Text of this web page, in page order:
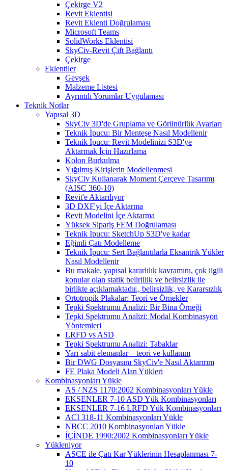
Çekirge V2
Revit Eklentisi
Revit Eklenti Doğrulaması
Microsoft Teams
SolidWorks Eklentisi
SkyCiv-Revit Çift Bağlantı
Çekirge
Eklentiler
Gevşek
Malzeme Listesi
Ayrıntılı Yorumlar Uygulaması
Teknik Notlar
Yapısal 3D
SkyCiv 3D'de Gruplama ve Görünürlük Ayarları
Teknik İpucu: Bir Menteşe Nasıl Modellenir
Teknik İpucu: Revit Modelinizi S3D'ye
Aktarmak İçin Hazırlama
Kolon Burkulma
Yığılmış Kirişlerin Modellenmesi
SkyCiv Kullanarak Moment Çerçeve Tasarımı
(AISC 360-10)
Revit'e Aktarılıyor
3D DXF'yi İçe Aktarma
Revit Modelini İçe Aktarma
Yüksek Sipariş FEM Doğrulaması
Teknik İpucu: SketchUp S3D'ye kadar
Eğimli Çatı Modelleme
Teknik İpucu: Sert Bağlantılarla Eksantrik Yükler
Nasıl Modellenir
Bu makale, yapısal kararlılık kavramını, çok ilgili
konular olan statik belirlilik ve belirsizlik ile
birlikte açıklamaktadır., belirsizlik, ve Kararsızlık
Ortotropik Plakalar: Teori ve Örnekler
Tepki Spektrumu Analizi: Bir Bina Örneği
Tepki Spektrumu Analizi: Modal Kombinasyon
Yöntemleri
LRFD vs ASD
Tepki Spektrumu Analizi: Tabaklar
Yarı sabit elemanlar – teori ve kullanım
Bir DWG Dosyasını SkyCiv'e Nasıl Aktarırım
FE Plaka Modeli Alan Yükleri
Kombinasyonları Yükle
AS / NZS 1170:2002 Kombinasyonları Yükle
EKSENLER 7-10 ASD Yük Kombinasyonları
EKSENLER 7-16 LRFD Yük Kombinasyonları
ACI 318-11 Kombinasyonları Yükle
NBCC 2010 Kombinasyonları Yükle
İÇİNDE 1990:2002 Kombinasyonları Yükle
Yükleniyor
ASCE ile Çatı Kar Yüklerinin Hesaplanması 7-
10